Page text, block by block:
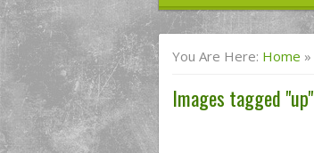
You Are Here: Home »
Images tagged "up"